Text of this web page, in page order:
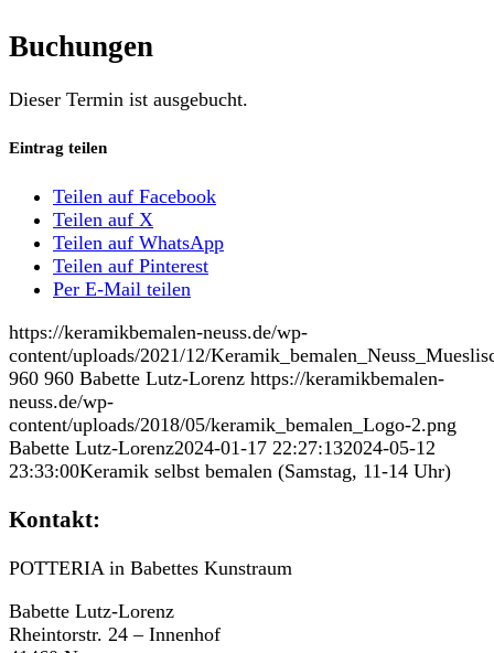
Buchungen
Dieser Termin ist ausgebucht.
Eintrag teilen
Teilen auf Facebook
Teilen auf X
Teilen auf WhatsApp
Teilen auf Pinterest
Per E-Mail teilen
https://keramikbemalen-neuss.de/wp-
content/uploads/2021/12/
960 960 Babette Lutz-Lorenz https://keramikbemalen-
neuss.de/wp-
content/uploads/2018/05/keramik_bemalen_Logo-2.png
Babette Lutz-Lorenz2024-01-17 22:27:132024-05-12
23:33:00Keramik selbst bemalen (Samstag, 11-14 Uhr)
Kontakt:
POTTERIA in Babettes Kunstraum
Babette Lutz-Lorenz
Rheintorstr. 24 – Innenhof